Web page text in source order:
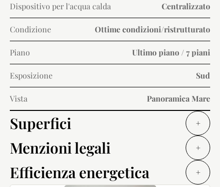
Dispositivo per l'acqua calda Centralizzato
Condizione Ottime condizioni/ristrutturato
Piano Ultimo piano / 7 piani
Esposizione Sud
Vista Panoramica Mare
Superfici +
Menzioni legali +
Efficienza energetica +